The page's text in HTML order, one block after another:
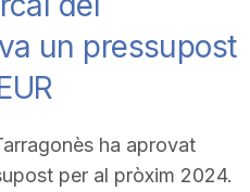
un pressupost
ha aprovat
per al pròxim 2024.